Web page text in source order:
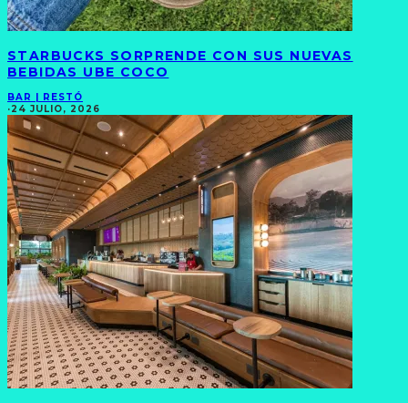
STARBUCKS SORPRENDE CON SUS NUEVAS
BEBIDAS UBE COCO
BAR | RESTÓ
·24 JULIO, 2026